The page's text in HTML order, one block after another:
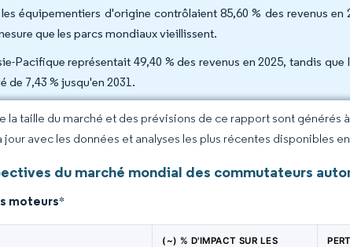
équipementiers d'origine contrôlaient 85,60 % des revenus
que les parcs mondiaux vieillissent.
Pacifique représentait 49,40 % des revenus en 2025, tandis
de 7,43 % jusqu'en 2031.
la taille du marché et des prévisions de ce rapport sont générés
avec les données et analyses les plus récentes disponibles
du marché mondial des commutateurs
moteurs*
(~) % D'IMPACT SUR LES